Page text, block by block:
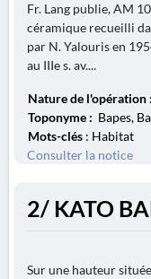
Fr. Lang publie, AM
céramique recueilli
par N. Yalouris en
au IIIe s. av....
Nature de l'opération :
Toponyme : Bapes,
Mots-clés : Habitat
Consulter la notice
2/ KATO
Sur une hauteur